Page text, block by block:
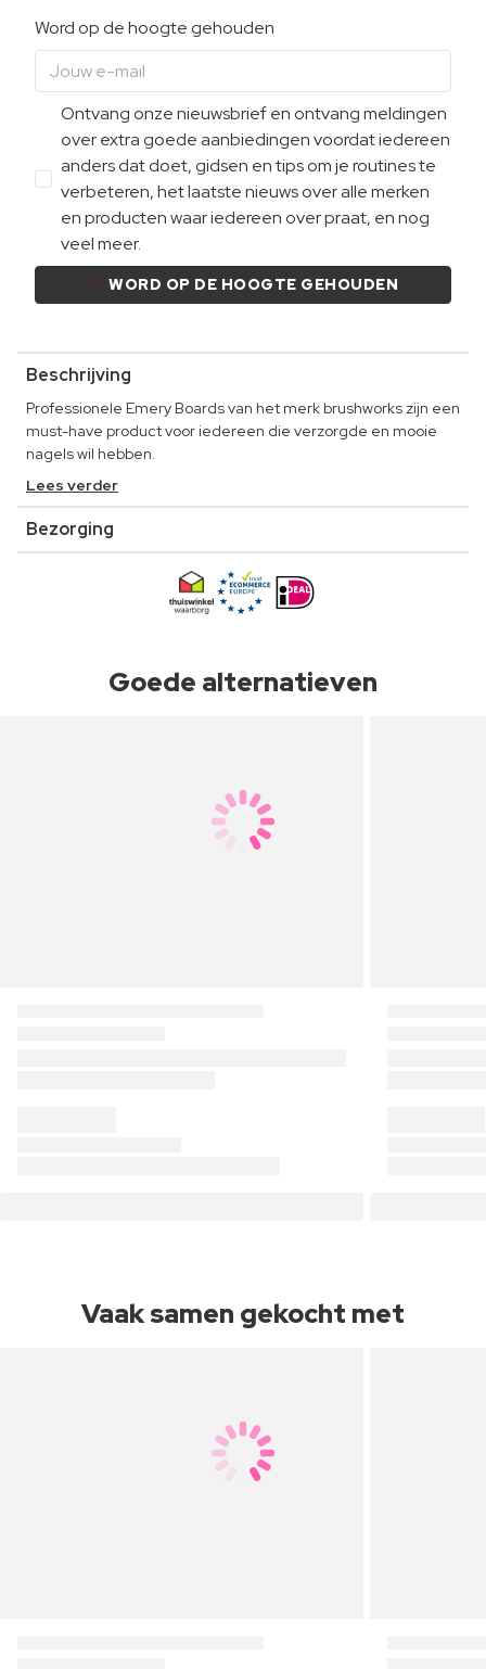
Word op de hoogte gehouden
Ontvang onze nieuwsbrief en ontvang meldingen
over extra goede aanbiedingen voordat iedereen
anders dat doet, gidsen en tips om je routines te
verbeteren, het laatste nieuws over alle merken
en producten waar iedereen over praat, en nog
veel meer.
WORD OP DE HOOGTE GEHOUDEN
Beschrijving
Professionele Emery Boards van het merk brushworks zijn een
must-have product voor iedereen die verzorgde en mooie
nagels wil hebben.
Lees verder
Bezorging
Goede alternatieven
Vaak samen gekocht met